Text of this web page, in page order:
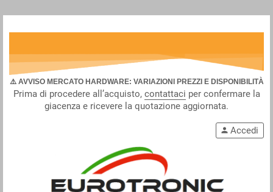
⚠️ AVVISO MERCATO HARDWARE: VARIAZIONI PREZZI E DISPONIBILITÀ
Prima di procedere all’acquisto, contattaci per confermare la
giacenza e ricevere la quotazione aggiornata.
person Accedi